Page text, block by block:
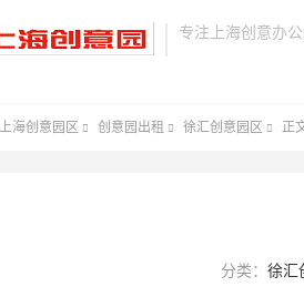
专注上海创意办公
上海创意园区  创意园出租  徐汇创意园区  正
分类： 徐汇